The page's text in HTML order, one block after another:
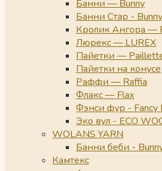
Банни — Bunny
Банни Стар -
Кролик Ангора —
Люрекс — LUREX
Пайетки —
Пайетки на конусе
Раффи — Raffia
Флакс — Flax
Фэнси фур - Fancy
Эко вул - ECO
WOLANS YARN
Банни беби -
Камтекс